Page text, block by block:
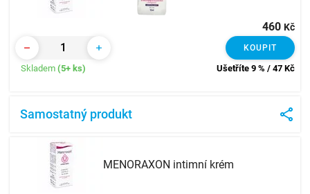
460 Kč
KOUPIT
Skladem (5+ ks) Ušetříte 9 % / 47 Kč
Samostatný produkt
MENORAXON intimní krém